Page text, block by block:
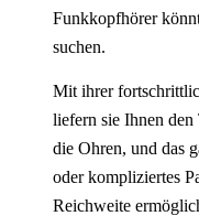
Funkkopfhörer
suchen.
Mit ihrer
liefern sie Ihnen
die Ohren, und das
oder kompliziertes
Reichweite